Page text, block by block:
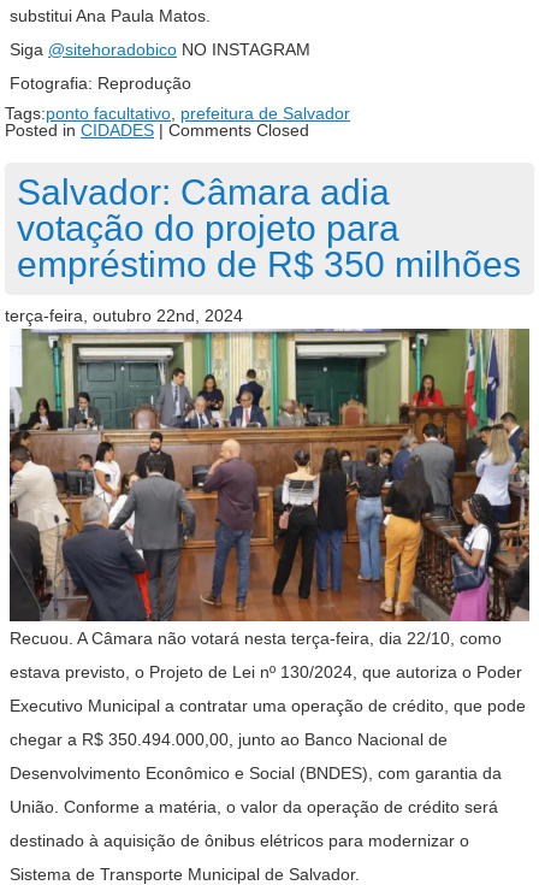
substitui Ana Paula Matos.
Siga @sitehoradobico NO INSTAGRAM
Fotografia: Reprodução
Tags:ponto facultativo, prefeitura de Salvador
Posted in CIDADES | Comments Closed
Salvador: Câmara adia
votação do projeto para
empréstimo de R$ 350 milhões
terça-feira, outubro 22nd, 2024
Recuou. A Câmara não votará nesta terça-feira, dia 22/10, como
estava previsto, o Projeto de Lei nº 130/2024, que autoriza o Poder
Executivo Municipal a contratar uma operação de crédito, que pode
chegar a R$ 350.494.000,00, junto ao Banco Nacional de
Desenvolvimento Econômico e Social (BNDES), com garantia da
União. Conforme a matéria, o valor da operação de crédito será
destinado à aquisição de ônibus elétricos para modernizar o
Sistema de Transporte Municipal de Salvador.